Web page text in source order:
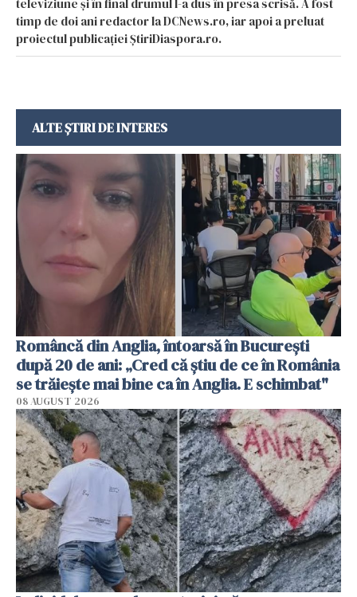
timp de doi ani redactor la DCNews.ro, iar apoi a preluat
proiectul publicației ȘtiriDiaspora.ro.
ALTE ȘTIRI DE INTERES
Româncă din Anglia, întoarsă în București
după 20 de ani: „Cred că știu de ce în România
se trăiește mai bine ca în Anglia. E schimbat"
08 AUGUST 2026